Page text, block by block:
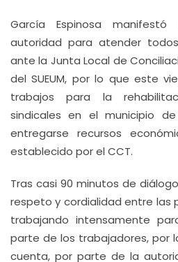
García Espinosa
autoridad para atender
ante la Junta Local de
del SUEUM, por lo que este
trabajos para la
sindicales en el municipio
entregarse recursos
establecido por el CCT.
Tras casi 90 minutos de
respeto y cordialidad entre las
trabajando intensamente
parte de los trabajadores, por
cuenta, por parte de la